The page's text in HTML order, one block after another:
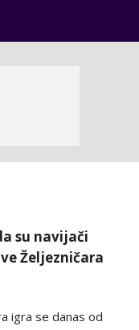
su navijači
Željezničara
igra se danas od